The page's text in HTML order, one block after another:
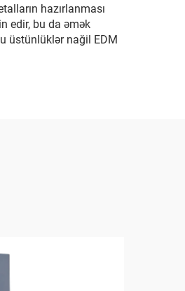
hazırlanması
edir, bu da əmək
üstünlüklər nağil EDM